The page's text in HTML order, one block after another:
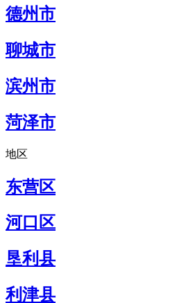
德州市
聊城市
滨州市
菏泽市
地区
东营区
河口区
垦利县
利津县